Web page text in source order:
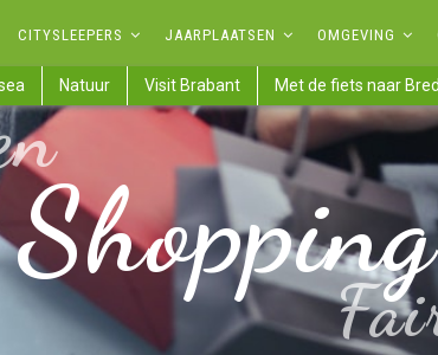
CITYSLEEPERS JAARPLAATSEN OMGEVING
Natuur Visit Brabant Met de fiets naar
Shopping